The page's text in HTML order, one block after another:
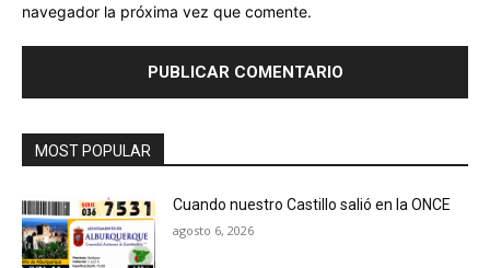
navegador la próxima vez que comente.
MOST POPULAR
Cuando nuestro Castillo salió en la ONCE
agosto 6, 2026